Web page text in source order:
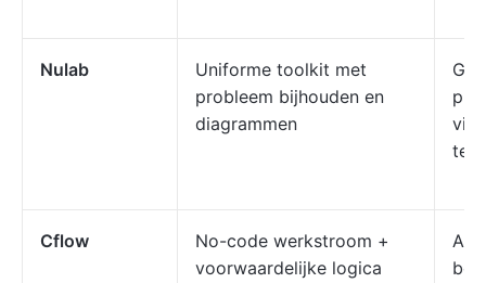
Nulab
Uniforme toolkit met
probleem bijhouden en
diagrammen
Cflow
No-code werkstroom +
voorwaardelijke logica